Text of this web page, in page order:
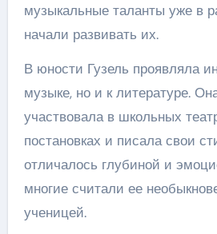
музыкальные таланты уже в
начали развивать их.
В юности Гузель проявляла
музыке, но и к литературе.
участвовала в школьных
постановках и писала свои
отличалось глубиной и
многие считали ее
ученицей.